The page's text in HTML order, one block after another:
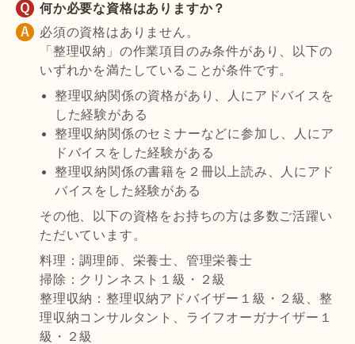
何か必要な資格はありますか？
必須の資格はありません。
「整理収納」の作業項目のみ条件があり、以下の
いずれかを満たしていることが条件です。
整理収納関係の資格があり、人にアドバイスを
した経験がある
整理収納関係のセミナーなどに参加し、人にア
ドバイスをした経験がある
整理収納関係の書籍を２冊以上読み、人にアド
バイスをした経験がある
その他、以下の資格をお持ちの方は多数ご活躍い
ただいています。
料理：調理師、栄養士、管理栄養士
掃除：クリンネスト１級・２級
整理収納：整理収納アドバイザー１級・２級、整
理収納コンサルタント、ライフオーガナイザー１
級・２級